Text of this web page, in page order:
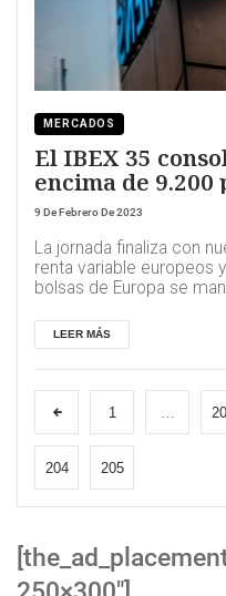
MERCADOS
El IBEX 35
encima de 9.200
9 De Febrero De 2023
La jornada finaliza con
renta variable europeos
bolsas de Europa se
LEER MÁS
1
204 205